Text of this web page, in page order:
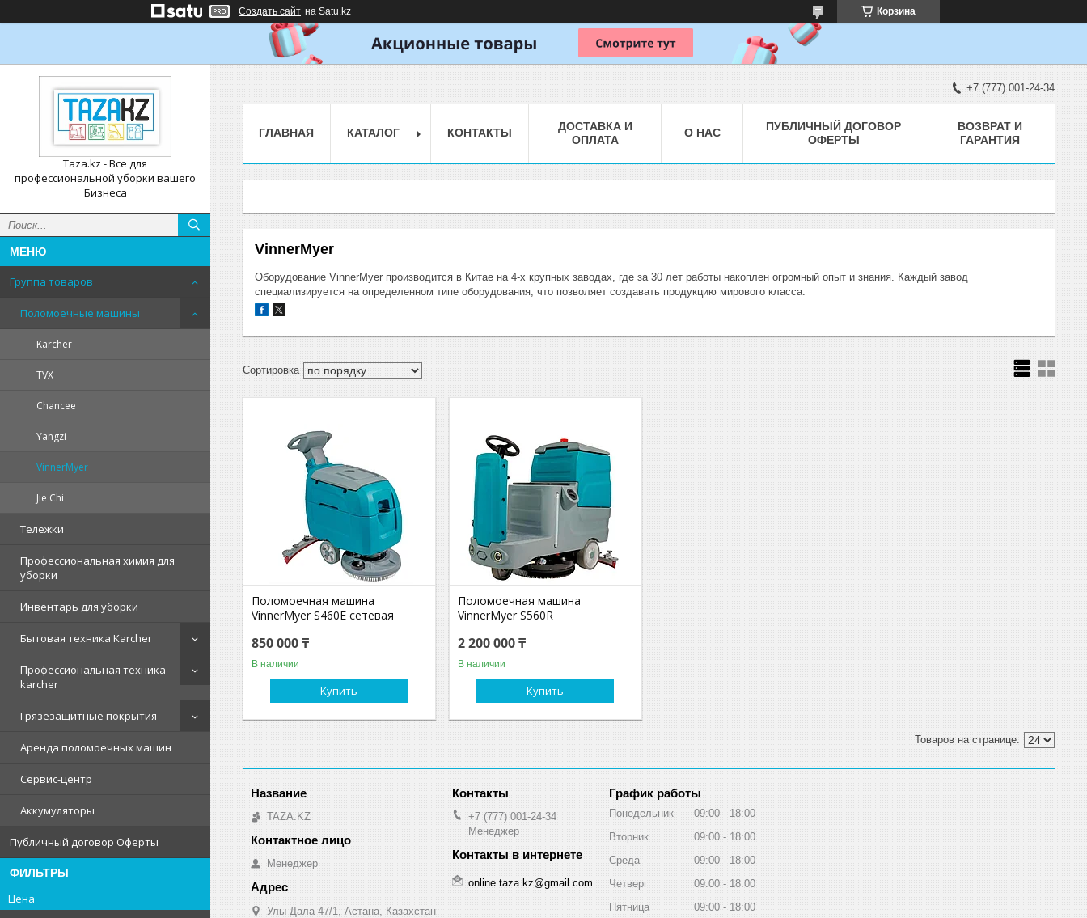
Создать сайт на Satu.kz Корзина
Taza.kz - Все для
профессиональной уборки вашего
Бизнеса
Группа товаров
Поломоечные машины
Karcher
TVX
Chancee
Yangzi
VinnerMyer
Jie Chi
Тележки
Профессиональная химия для
уборки
Инвентарь для уборки
Бытовая техника Karcher
Профессиональная техника
karcher
Грязезащитные покрытия
Аренда поломоечных машин
Сервис-центр
Аккумуляторы
Публичный договор Оферты
ФИЛЬТРЫ
Цена
+7 (777) 001-24-34
ГЛАВНАЯ КАТАЛОГ КОНТАКТЫ
ДОСТАВКА И
ОПЛАТА
О НАС
ПУБЛИЧНЫЙ ДОГОВОР
ОФЕРТЫ
ВОЗВРАТ И
ГАРАНТИЯ
VinnerMyer
Оборудование VinnerMyer производится в Китае на 4-х крупных заводах, где за 30 лет работы накоплен огромный опыт и знания. Каждый завод
специализируется на определенном типе оборудования, что позволяет создавать продукцию мирового класса.
Поломоечная машина
VinnerMyer S460E сетевая
850 000 ₸
В наличии
Купить
Поломоечная машина
VinnerMyer S560R
2 200 000 ₸
В наличии
Купить
TAZA.KZ
Менеджер
Улы Дала 47/1, Астана, Казахстан
+7 (777) 001-24-34
Менеджер
online.taza.kz@gmail.com
График работы
Понедельник 09:00
18:00
Вторник
09:00
18:00
Среда
09:00
18:00
Четверг
09:00
18:00
Пятница
09:00
18:00